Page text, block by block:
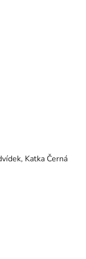
Katka Černá